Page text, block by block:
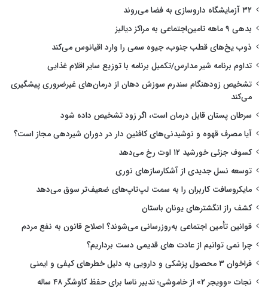
۳۲ آزمایشگاه داروسازی به فضا می‌روند
بدهی ۹ ماهه تامین‌اجتماعی به مراکز دیالیز
ذوب یخ‌های قطب جنوب، جیوه سمی را وارد اقیانوس می‌کند
تداوم برنامه شیر مدارس/تکمیل برنامه با توزیع سایر اقلام غذایی
تشخیص زودهنگام سندرم سوزش دهان از درمان‌های غیرضروری پیشگیری
می‌کند
سرطان پستان قابل درمان است، اگر زود تشخیص داده شود
آیا مصرف قهوه و نوشیدنی‌های کافئین دار در دوران شیردهی مجاز است؟
کسوف جزئی خورشید ۱۲ اوت رخ می‌دهد
توسعه نسل جدیدی از آشکارسازهای نوری
مایکروسافت کاربران را به سمت لپ‌تاپ‌های ضعیف‌تر سوق می‌دهد
کشف راز انگشترهای یونان باستان
قوانین تأمین اجتماعی به‌روزرسانی می‌شوند؟ اصلاح قانون به نفع مردم
چرا نمی توانیم از عادت های قدیمی دست برداریم؟
فراخوان ۳ محصول پزشکی و دارویی به دلیل خطرهای کیفی و ایمنی
نجات «وویجر ۲» از خاموشی؛ تدبیر ناسا برای حفظ کاوشگر ۴۸ ساله